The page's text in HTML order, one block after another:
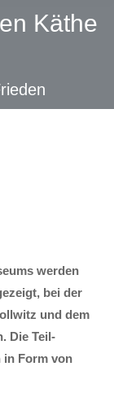
Käthe
werden
bei der
und dem
Die Teil­
in Form von